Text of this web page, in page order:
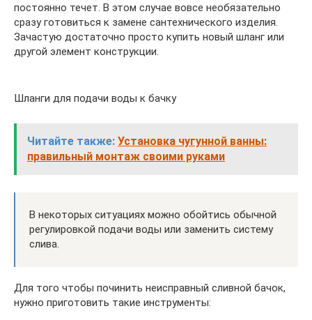
постоянно течет. В этом случае вовсе необязательно
сразу готовиться к замене сантехнического изделия.
Зачастую достаточно просто купить новый шланг или
другой элемент конструкции.
Шланги для подачи воды к бачку
Читайте также: Установка чугунной ванны:
правильный монтаж своими руками
В некоторых ситуациях можно обойтись обычной
регулировкой подачи воды или заменить систему
слива.
Для того чтобы починить неисправный сливной бачок,
нужно приготовить такие инструменты: